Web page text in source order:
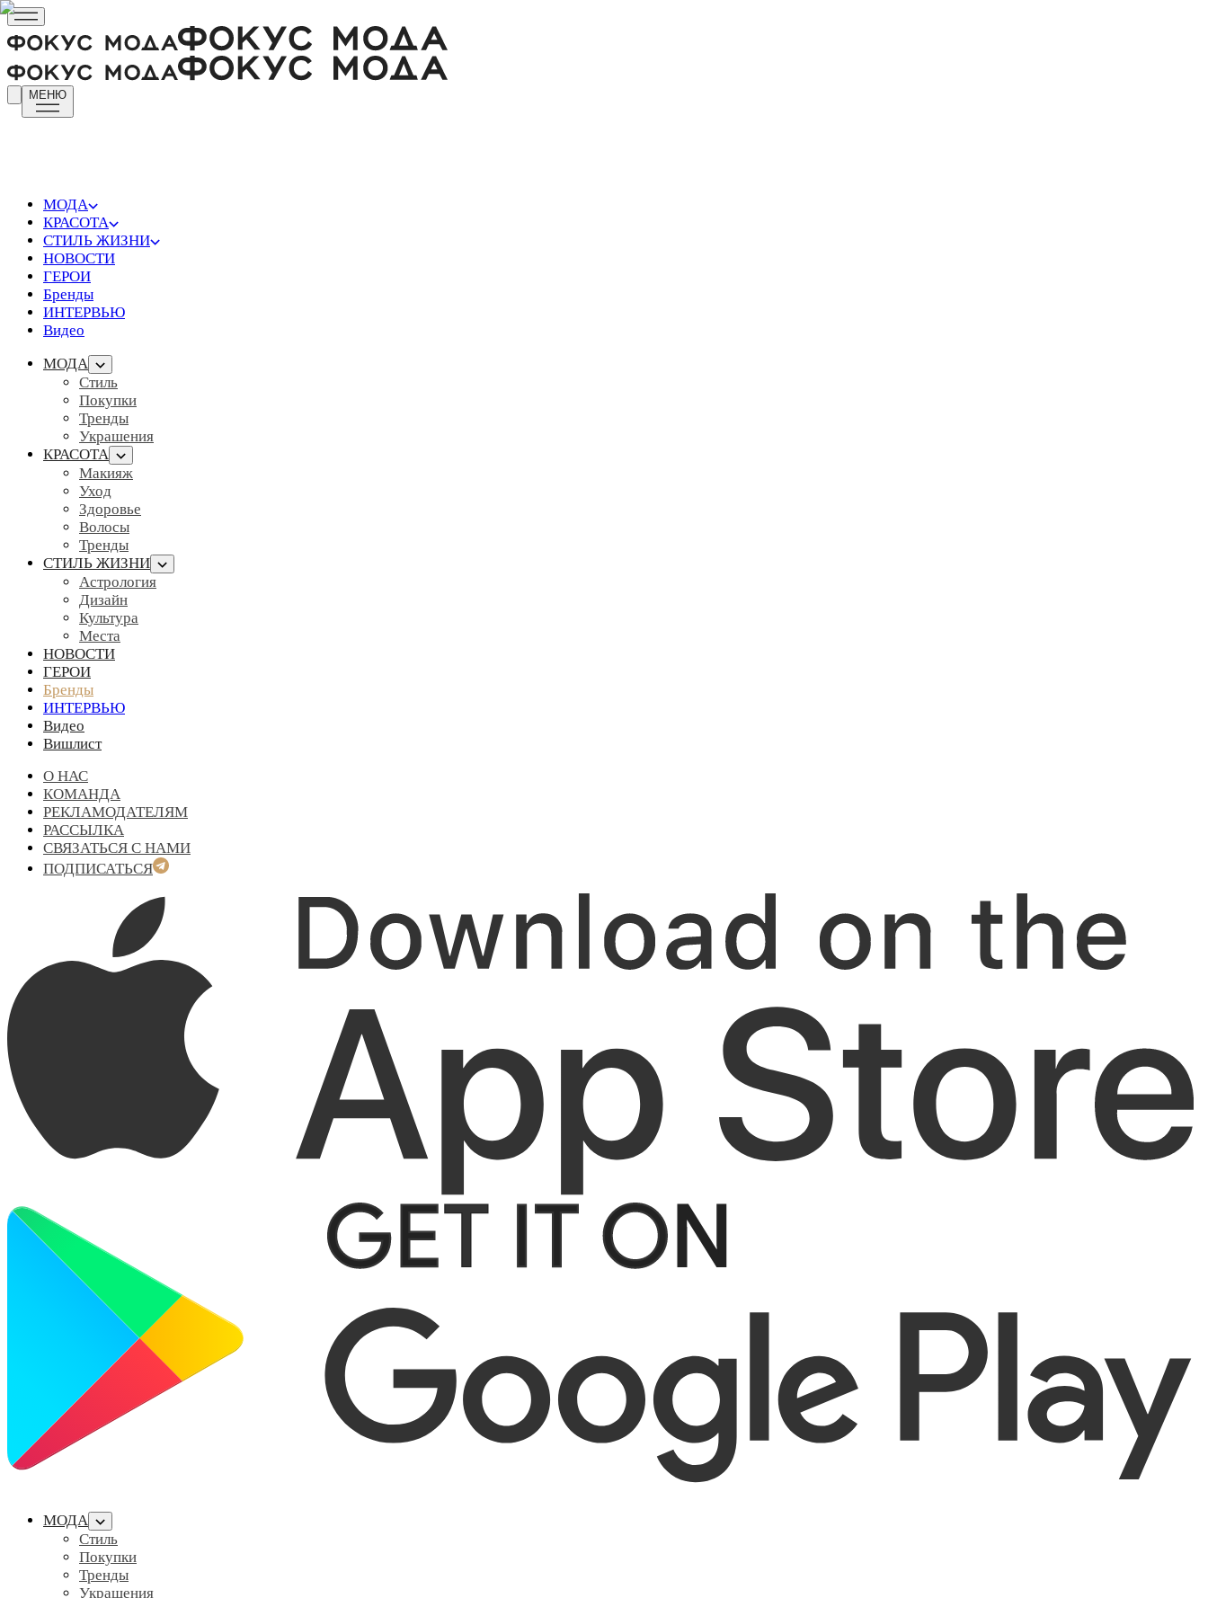
МЕНЮ
МОДА
КРАСОТА
СТИЛЬ ЖИЗНИ
НОВОСТИ
ГЕРОИ
Бренды
ИНТЕРВЬЮ
Видео
МОДА
Стиль
Покупки
Тренды
Украшения
КРАСОТА
Макияж
Уход
Здоровье
Волосы
Тренды
СТИЛЬ ЖИЗНИ
Астрология
Дизайн
Культура
Места
НОВОСТИ
ГЕРОИ
Бренды
ИНТЕРВЬЮ
Видео
Вишлист
О НАС
КОМАНДА
РЕКЛАМОДАТЕЛЯМ
РАССЫЛКА
СВЯЗАТЬСЯ С НАМИ
ПОДПИСАТЬСЯ
МОДА
Стиль
Покупки
Тренды
Украшения